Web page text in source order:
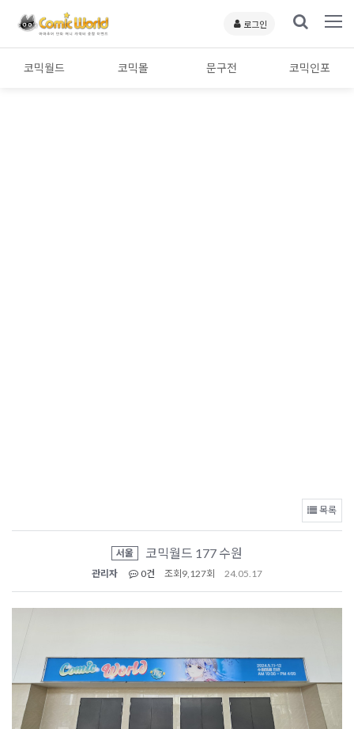
로그인
코믹월드 코믹몰 문구전 코믹인포
목록
서울 코믹월드 177 수원
관리자 0건 조회 9,127회 24.05.17